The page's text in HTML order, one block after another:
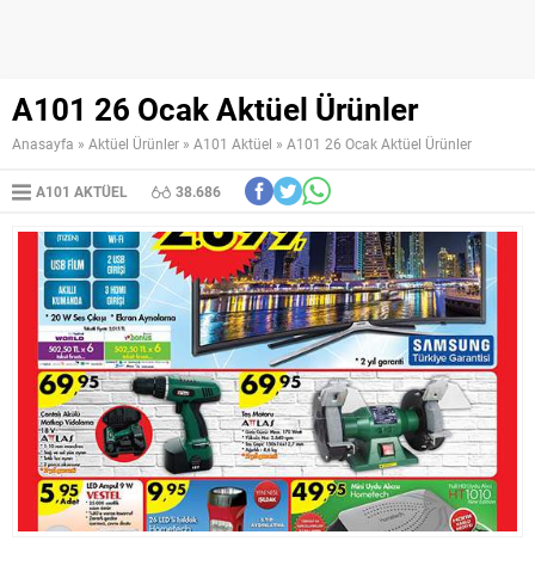
A101 26 Ocak Aktüel Ürünler
Anasayfa » Aktüel Ürünler » A101 Aktüel » A101 26 Ocak Aktüel Ürünler
A101 AKTÜEL 38.686